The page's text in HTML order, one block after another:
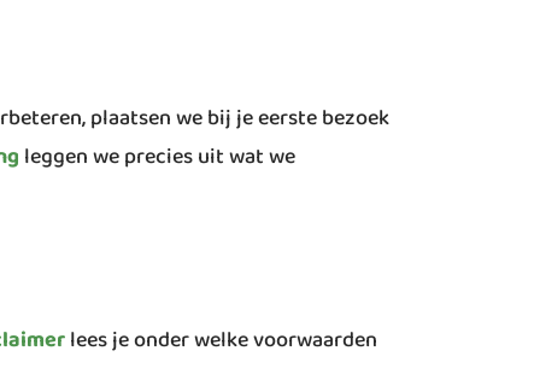
plaatsen we bij je eerste bezoek
leggen we precies uit wat we
lees je onder welke voorwaarden